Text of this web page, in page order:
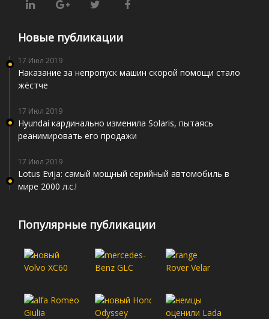
Новые публикации
17 Июл 2019
Наказание за непропуск машин скорой помощи стало
жёстче
17 Июл 2019
Hyundai кардинально изменила Solaris, пытаясь
реанимировать его продажи
17 Июл 2019
Lotus Evija: самый мощный серийный автомобиль в
мире 2000 л.с.!
Популярные публикации